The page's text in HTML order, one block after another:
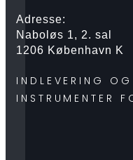
Adresse:
Naboløs 1, 2. sal
1206 København K
INDLEVERING
INSTRUMENTER